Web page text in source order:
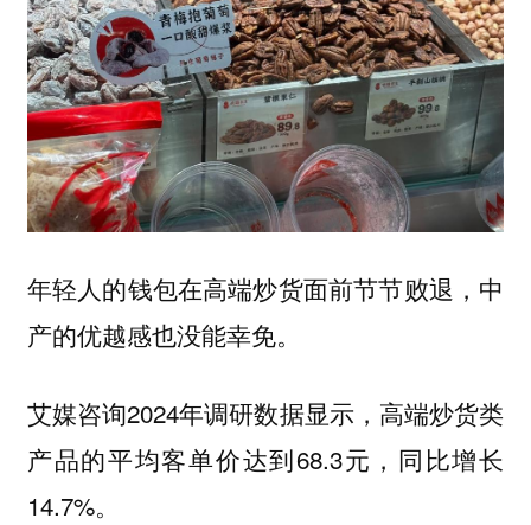
年轻人的钱包在高端炒货面前节节败退，中
产的优越感也没能幸免。
艾媒咨询2024年调研数据显示，高端炒货类
产品的平均客单价达到68.3元，同比增长
14.7%。